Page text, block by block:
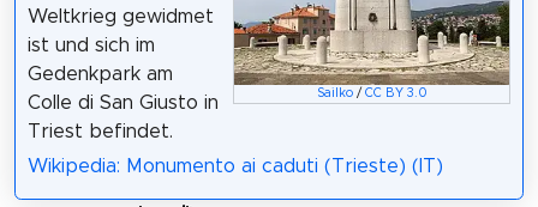
Sailko/ CC BY 3.0
Weltkrieg gewidmet
ist und sich im
Gedenkpark am
Colle di San Giusto in
Triest befindet.
Wikipedia: Monumento ai caduti (Trieste) (IT)